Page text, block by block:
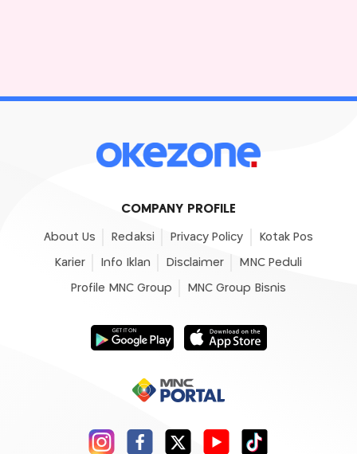
COMPANY PROFILE
About Us Redaksi Privacy Policy Kotak Pos
Karier Info Iklan Disclaimer MNC Peduli
Profile MNC Group MNC Group Bisnis